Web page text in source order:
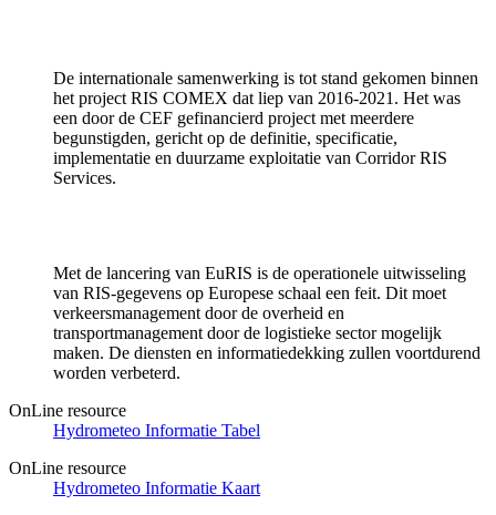
De internationale samenwerking is tot stand gekomen binnen
het project RIS COMEX dat liep van 2016-2021. Het was
een door de CEF gefinancierd project met meerdere
begunstigden, gericht op de definitie, specificatie,
implementatie en duurzame exploitatie van Corridor RIS
Services.
Met de lancering van EuRIS is de operationele uitwisseling
van RIS-gegevens op Europese schaal een feit. Dit moet
verkeersmanagement door de overheid en
transportmanagement door de logistieke sector mogelijk
maken. De diensten en informatiedekking zullen voortdurend
worden verbeterd.
OnLine resource
Hydrometeo Informatie Tabel
OnLine resource
Hydrometeo Informatie Kaart